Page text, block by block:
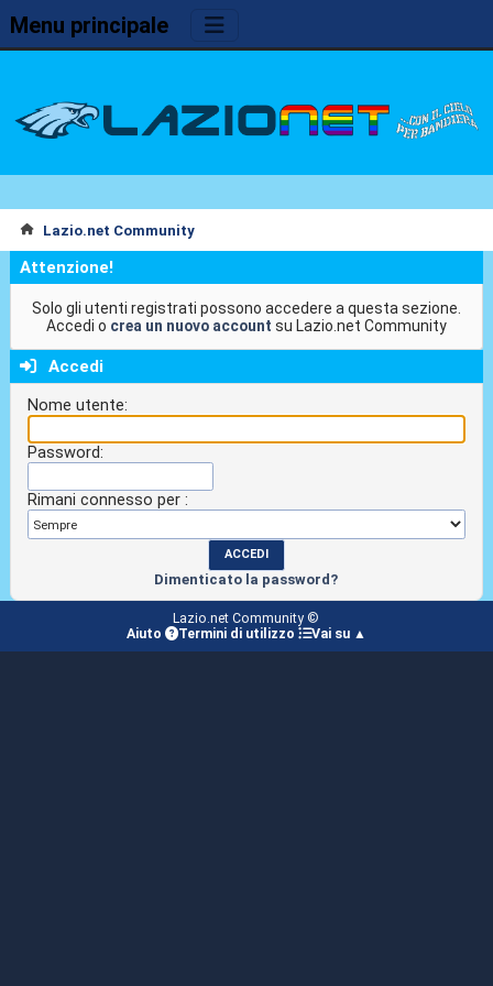
Menu principale
Lazio.net Community
Attenzione!
Solo gli utenti registrati possono accedere a questa sezione.
Accedi o crea un nuovo account su Lazio.net Community
Accedi
Nome utente:
Password:
Rimani connesso per :
Dimenticato la password?
Lazio.net Community ©
Aiuto
Termini di utilizzo Vai su ▲